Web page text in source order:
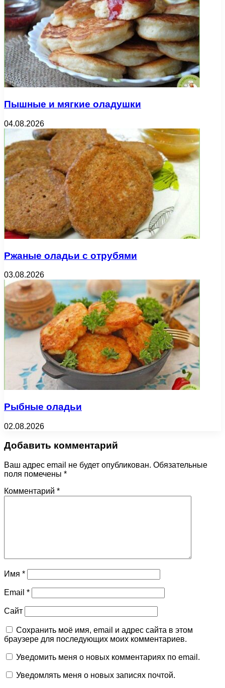
Пышные и мягкие оладушки
04.08.2026
Ржаные оладьи с отрубями
03.08.2026
Рыбные оладьи
02.08.2026
Добавить комментарий
Ваш адрес email не будет опубликован. Обязательные
поля помечены *
Комментарий *
Имя *
Email *
Сайт
Сохранить моё имя, email и адрес сайта в этом
браузере для последующих моих комментариев.
Уведомить меня о новых комментариях по email.
Уведомлять меня о новых записях почтой.